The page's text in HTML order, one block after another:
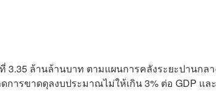
3.35 ล้านล้านบาท ตามแผนการคลังระยะปานกล
การขาดดุลงบประมาณไม่ให้เกิน 3% ต่อ GDP แล